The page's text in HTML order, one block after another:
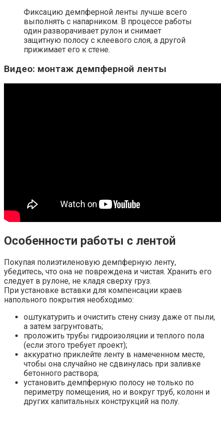
Фиксацию демпферной ленты лучше всего
выполнять с напарником. В процессе работы
один разворачивает рулон и снимает
защитную полосу с клеевого слоя, а другой
прижимает его к стене.
Видео: монтаж демпферной ленты
Особенности работы с лентой
Покупая полиэтиленовую демпферную ленту,
убедитесь, что она не повреждена и чистая. Хранить его
следует в рулоне, не кладя сверху груз.
При установке вставки для компенсации краев
напольного покрытия необходимо:
оштукатурить и очистить стену снизу даже от пыли,
а затем загрунтовать;
проложить трубы гидроизоляции и теплого пола
(если этого требует проект);
аккуратно приклейте ленту в намеченном месте,
чтобы она случайно не сдвинулась при заливке
бетонного раствора;
установить демпферную полосу не только по
периметру помещения, но и вокруг труб, колонн и
других капитальных конструкций на полу.